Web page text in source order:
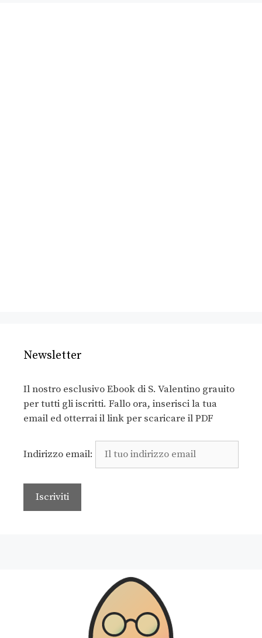
Newsletter
Il nostro esclusivo Ebook di S. Valentino grauito
per tutti gli iscritti. Fallo ora, inserisci la tua
email ed otterrai il link per scaricare il PDF
Indirizzo email: